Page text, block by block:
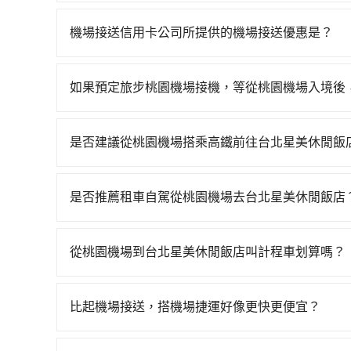
外抓30分鐘的彈性時間。比方說正常台中到桃園
選擇離開機場的乘車時間抓在班機預計落地後的1
機場接送信用卡公司所提供的機場接送優惠是？
不同，而且詳細的優惠規定也可能會隨時變更。
如果預定旅步桃園機場接機，等從桃園機場入境
網，利用旅步app跟司機聯絡，且旅步的app支援
是否建議從桃園機場搭乘高鐵前往台北星美休閒飯
74班車次，從最早06:49到23:40，過了末班車到
價160元，再用15分鐘出站、等待車站前排班的
而不預約包車，不僅每人至少額外負擔30元車資
是否推薦租車自駕從桃園機場去台北星美休閒飯店
車如Toyota Yaris、Nissan Kicks，一天租金
店，不然就是需要一次租用多天，如此預計小轎
從桃園機場到台北星美休閒飯店叫計程車划算嗎？
到車，也可考慮打電話至桃園機場附近的計程車
比起機場接送，搭機場捷運好像更快更便宜？